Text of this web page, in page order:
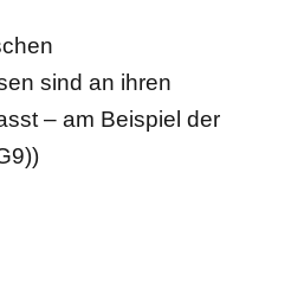
sind an ihren
– am Beispiel der